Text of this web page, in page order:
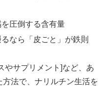
を圧倒する含有量
るなら「皮ごと」が鉄則
やサプリメント]など、あ
法で、ナリルチン生活を